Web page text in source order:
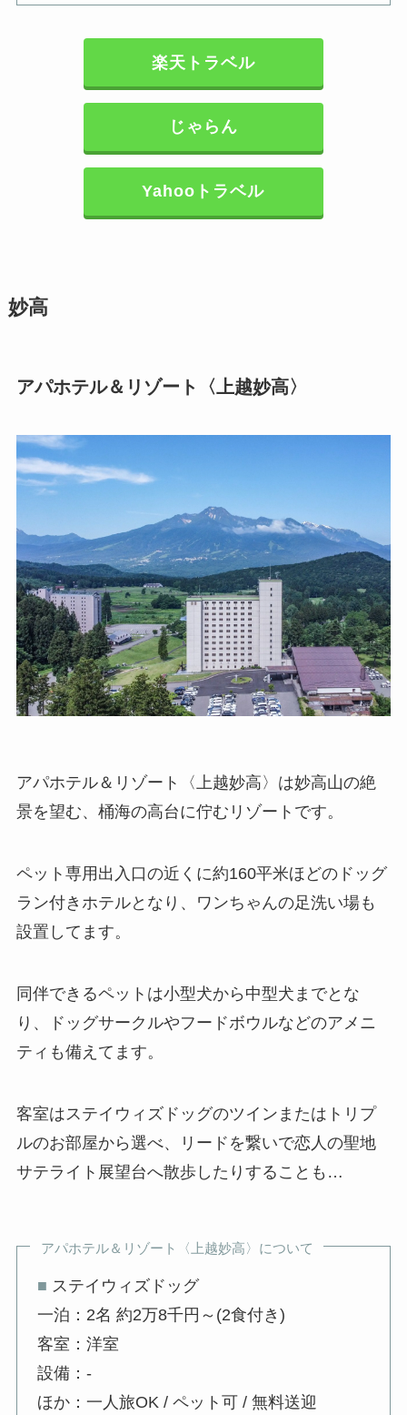
楽天トラベル
じゃらん
Yahooトラベル
妙高
アパホテル＆リゾート〈上越妙高〉
アパホテル＆リゾート〈上越妙高〉は妙高山の絶
景を望む、桶海の高台に佇むリゾートです。
ペット専用出入口の近くに約160平米ほどのドッグ
ラン付きホテルとなり、ワンちゃんの足洗い場も
設置してます。
同伴できるペットは小型犬から中型犬までとな
り、ドッグサークルやフードボウルなどのアメニ
ティも備えてます。
客室はステイウィズドッグのツインまたはトリプ
ルのお部屋から選べ、リードを繋いで恋人の聖地
サテライト展望台へ散歩したりすることも…
アパホテル＆リゾート〈上越妙高〉について
■ ステイウィズドッグ
一泊：2名 約2万8千円～(2食付き)
客室：洋室
設備：-
ほか：一人旅OK / ペット可 / 無料送迎